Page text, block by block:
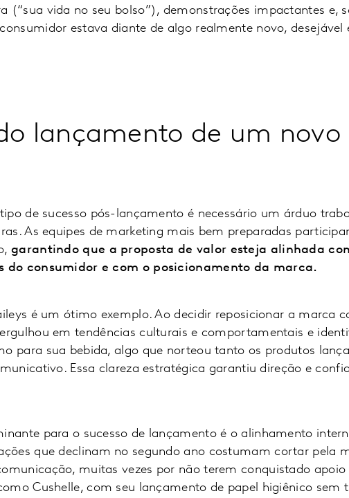
(“sua vida no seu bolso”), demonstrações impactantes e,
estava diante de algo realmente novo, desejável
lançamento de um novo
de sucesso pós-lançamento é necessário um árduo
As equipes de marketing mais bem preparadas
garantindo que a proposta de valor esteja alinhada
do consumidor e com o posicionamento da marca.
é um ótimo exemplo. Ao decidir reposicionar a marca
em tendências culturais e comportamentais e
para sua bebida, algo que norteou tanto os produtos
Essa clareza estratégica garantiu direção e
para o sucesso de lançamento é o alinhamento
que declinam no segundo ano costumam cortar pela
muitas vezes por não terem conquistado apoio
Cushelle, com seu lançamento de papel higiênico sem